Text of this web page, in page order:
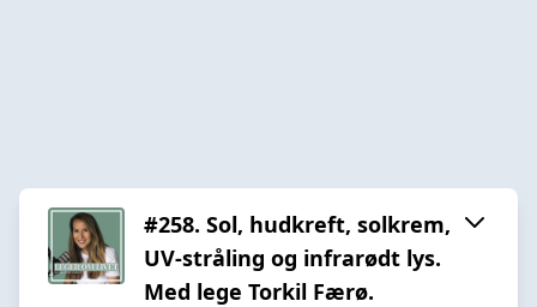
#258. Sol, hudkreft, solkrem,
UV-stråling og infrarødt lys.
Med lege Torkil Færø.